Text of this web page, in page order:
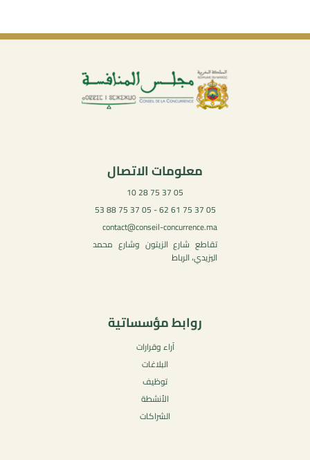
معلومات الاتصال
05 37 75 28 10
05 37 75 61 62 - 05 37 75 88 53
contact@conseil-concurrence.ma
تقاطع شارع الزيتون وشارع محمد
اليزيدي، الرباط
روابط مؤسساتية
آراء وقرارات
البلاغات
توظيف
الأنشطة
الشراكات